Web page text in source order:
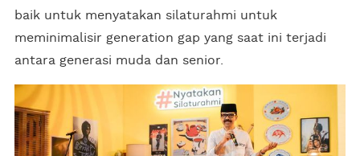
baik untuk menyatakan silaturahmi untuk
meminimalisir generation gap yang saat ini terjadi
antara generasi muda dan senior.